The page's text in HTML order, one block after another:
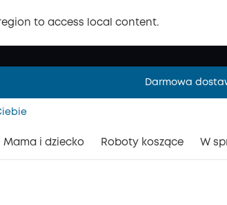
to access local content.
Darmowa
Mama i dziecko Roboty koszące W